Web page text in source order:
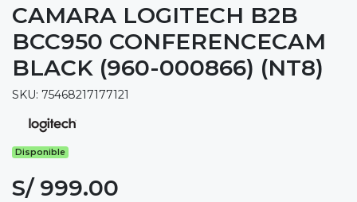
CAMARA LOGITECH B2B
BCC950 CONFERENCECAM
BLACK (960-000866) (NT8)
SKU: 75468217177121
Disponible
S/ 999.00